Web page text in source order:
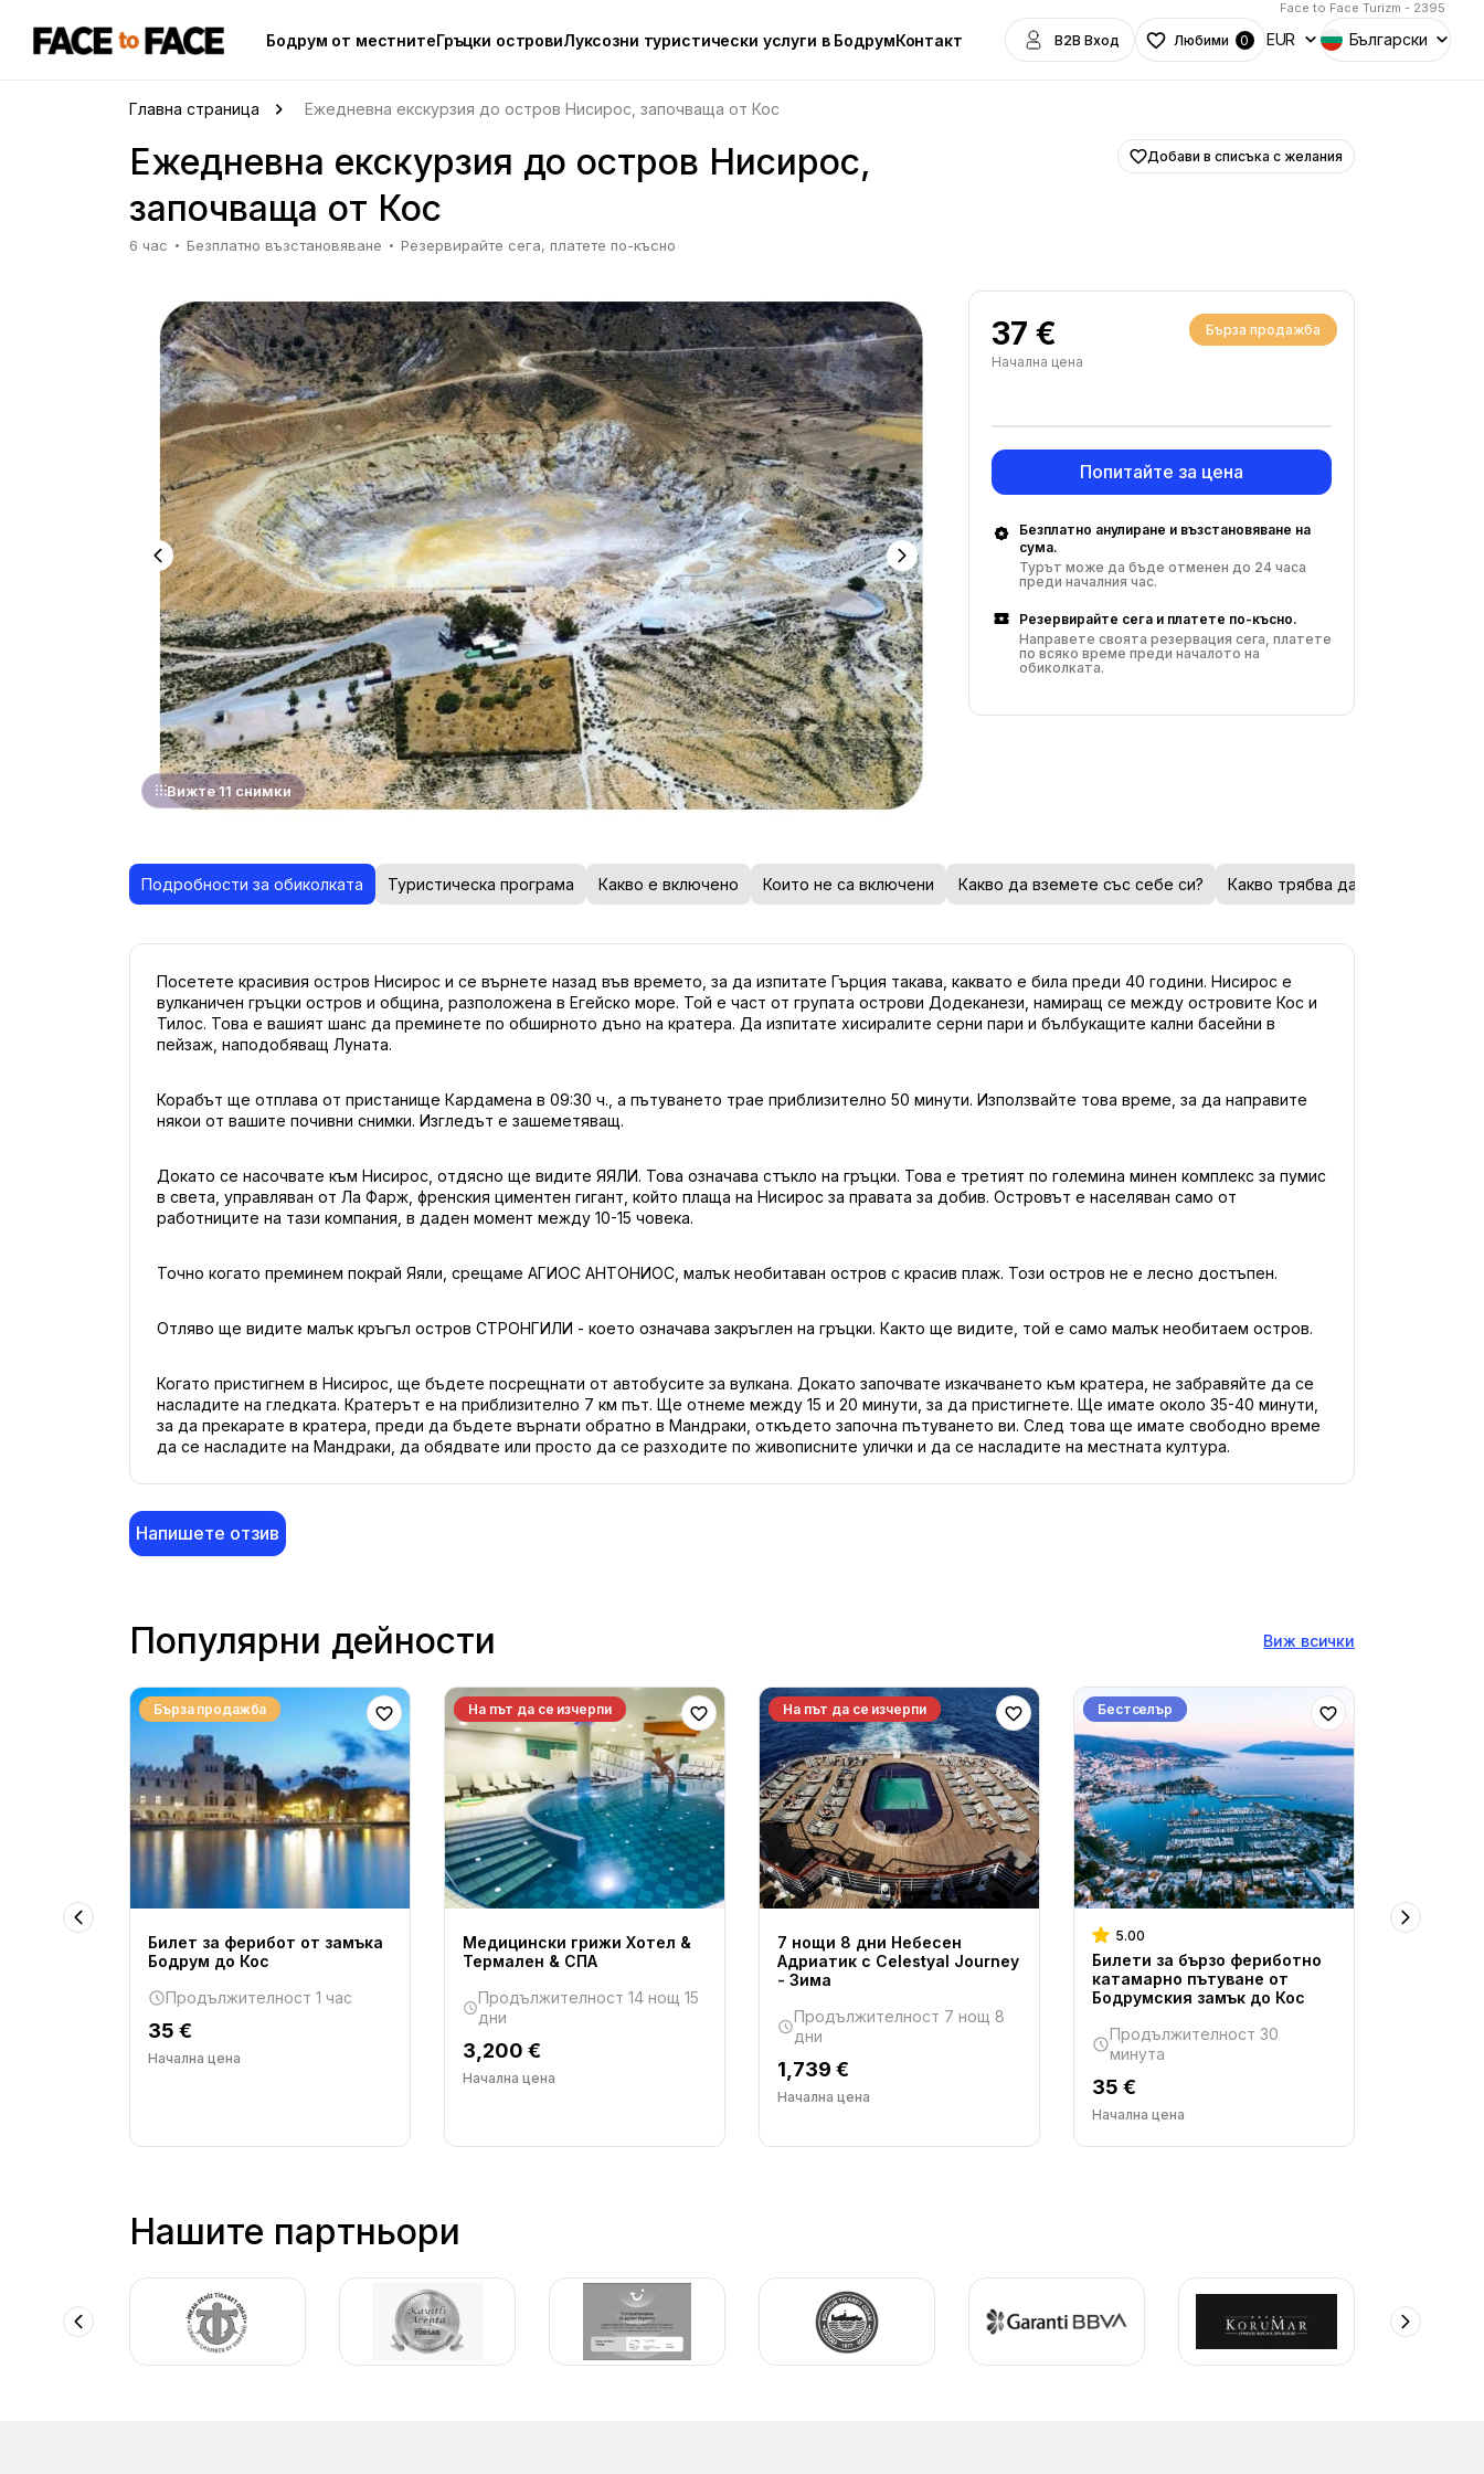
Face to Face Turizm - 2395
Бодрум от местнитеГръцки островиЛуксозни туристически услуги в БодрумКонтакт B2B Вход Любими 0 EUR Български
Главна страница Ежедневна екскурзия до остров Нисирос, започваща от Кос
Ежедневна екскурзия до остров Нисирос,
започваща от Кос
6 час Безплатно възстановяване Резервирайте сега, платете по-късно
Добави в списъка с желания
Вижте 11 снимки
Бърза продажба
37 €
Начална цена
Попитайте за цена
Безплатно анулиране и възстановяване на
сума.
Турът може да бъде отменен до 24 часа
преди началния час.
Резервирайте сега и платете по-късно.
Направете своята резервация сега, платете
по всяко време преди началото на
обиколката.
Подробности за обиколката Туристическа програма Какво е включено Които не са включени Какво да вземете със себе си? Какво трябва да знаете
Посетете красивия остров Нисирос и се върнете назад във времето, за да изпитате Гърция такaва, каквато е била преди 40 години. Нисирос е
вулканичен гръцки остров и община, разположена в Егейско море. Той е част от групата острови Додеканези, намиращ се между островите Кос и
Тилос. Това е вашият шанс да преминете по обширното дъно на кратера. Да изпитате хисиралите серни пари и бълбукащите кални басейни в
пейзаж, наподобяващ Луната.
Корабът ще отплава от пристанище Кардамена в 09:30 ч., а пътуването трае приблизително 50 минути. Използвайте това време, за да направите
някои от вашите почивни снимки. Изгледът е зашеметяващ.
Докато се насочвате към Нисирос, отдясно ще видите ЯЯЛИ. Това означава стъкло на гръцки. Това е третият по големина минен комплекс за пумис
в света, управляван от Ла Фарж, френския циментен гигант, който плаща на Нисирос за правата за добив. Островът е населяван само от
работниците на тази компания, в даден момент между 10-15 човека.
Точно когато преминем покрай Яяли, срещаме АГИОС АНТОНИОС, малък необитаван остров с красив плаж. Този остров не е лесно достъпен.
Отляво ще видите малък кръгъл остров СТРОНГИЛИ - което означава закръглен на гръцки. Както ще видите, той е само малък необитаем остров.
Когато пристигнем в Нисирос, ще бъдете посрещнати от автобусите за вулкана. Докато започвате изкачването към кратера, не забравяйте да се
насладите на гледката. Кратерът е на приблизително 7 км път. Ще отнеме между 15 и 20 минути, за да пристигнете. Ще имате около 35-40 минути,
за да прекарате в кратера, преди да бъдете върнати обратно в Мандраки, откъдето започна пътуването ви. След това ще имате свободно време
да се насладите на Мандраки, да обядвате или просто да се разходите по живописните улички и да се насладите на местната култура.
Напишете отзив
Популярни дейности Виж всички
Бърза продажба
Билет за ферибот от замъка
Бодрум до Кос
Продължителност 1 час
35 €
Начална цена
На път да се изчерпи
Медицински грижи Хотел &
Термален & СПА
Продължителност 14 нощ 15
дни
3,200 €
Начална цена
На път да се изчерпи
7 нощи 8 дни Небесен
Адриатик с Celestyal Journey
- Зима
Продължителност 7 нощ 8
дни
1,739 €
Начална цена
Бестселър
5.00
Билети за бързо фериботно
катамарно пътуване от
Бодрумския замък до Кос
Продължителност 30
минута
35 €
Начална цена
Нашите партньори